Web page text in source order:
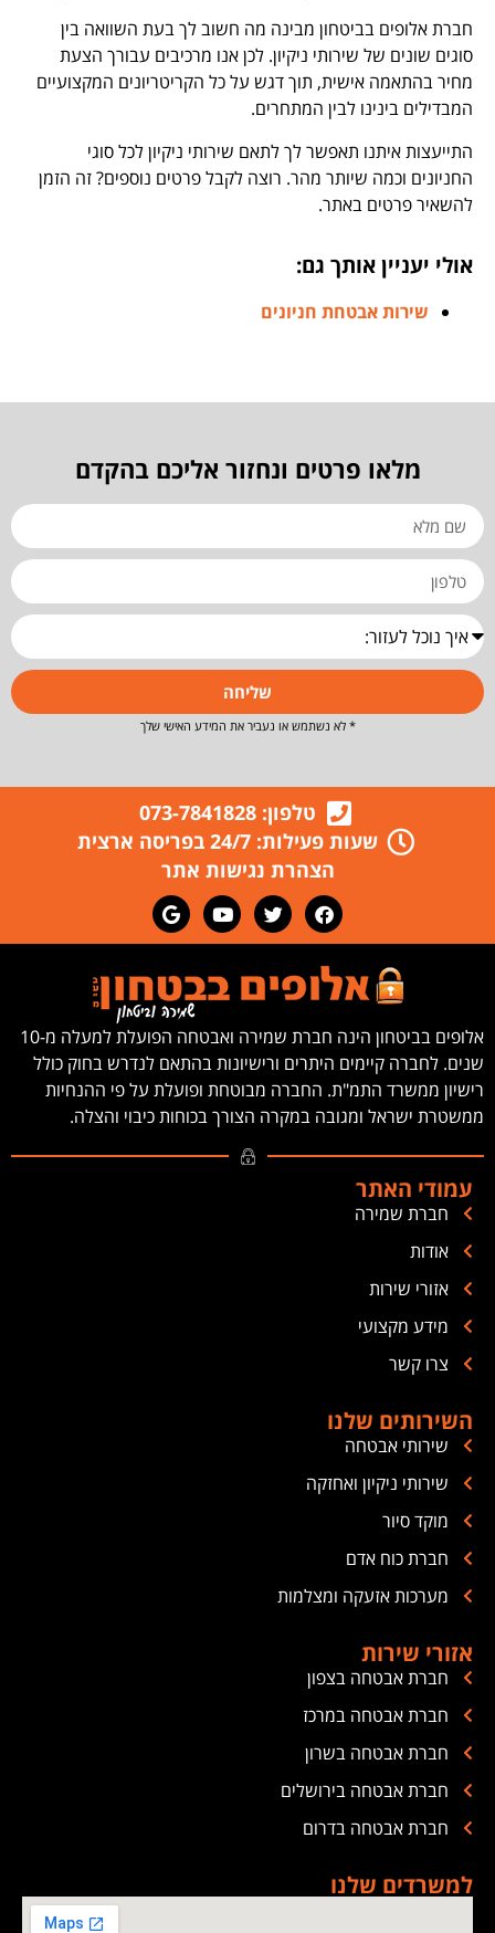
חברת אלופים בביטחון מבינה מה חשוב לך בעת השוואה בין
סוגים שונים של שירותי ניקיון. לכן אנו מרכיבים עבורך הצעת
מחיר בהתאמה אישית, תוך דגש על כל הקריטריונים המקצועיים
המבדילים בינינו לבין המתחרים.
התייעצות איתנו תאפשר לך לתאם שירותי ניקיון לכל סוגי
החניונים וכמה שיותר מהר. רוצה לקבל פרטים נוספים? זה הזמן
להשאיר פרטים באתר.
אולי יעניין אותך גם:
שירות אבטחת חניונים
מלאו פרטים ונחזור אליכם בהקדם
שליחה
* לא נשתמש או נעביר את המידע האישי שלך
טלפון: 073-7841828
שעות פעילות: 24/7 בפריסה ארצית
הצהרת נגישות אתר
אלופים בביטחון הינה חברת שמירה ואבטחה הפועלת למעלה מ-10
שנים. לחברה קיימים היתרים ורישיונות בהתאם לנדרש בחוק כולל
רישיון ממשרד התמ"ת. החברה מבוטחת ופועלת על פי ההנחיות
ממשטרת ישראל ומגובה במקרה הצורך בכוחות כיבוי והצלה.
עמודי האתר
חברת שמירה
אודות
אזורי שירות
מידע מקצועי
צרו קשר
השירותים שלנו
שירותי אבטחה
שירותי ניקיון ואחזקה
מוקד סיור
חברת כוח אדם
מערכות אזעקה ומצלמות
אזורי שירות
חברת אבטחה בצפון
חברת אבטחה במרכז
חברת אבטחה בשרון
חברת אבטחה בירושלים
חברת אבטחה בדרום
למשרדים שלנו